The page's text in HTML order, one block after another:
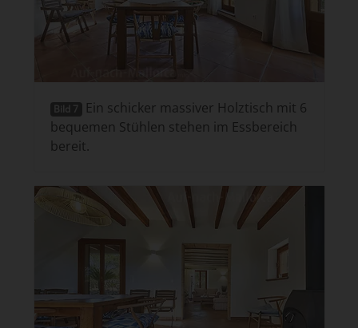
Bild 7
Ein schicker massiver Holztisch mit 6
bequemen Stühlen stehen im Essbereich
bereit.